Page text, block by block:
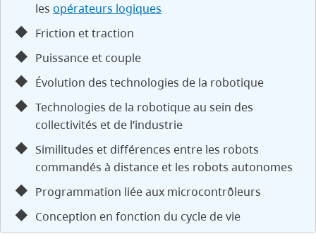
les opérateurs logiques
Friction et traction
Puissance et couple
Évolution des technologies de la robotique
Technologies de la robotique au sein des
collectivités et de l’industrie
Similitudes et différences entre les robots
commandés à distance et les robots autonomes
Programmation liée aux microcontrôleurs
Conception en fonction du cycle de vie